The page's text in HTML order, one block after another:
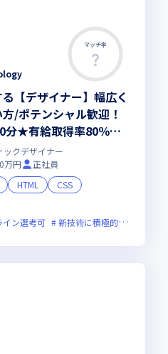
マッチ率
【デザイナー】幅広く
/ポテンシャル歓迎！
分★有給取得率80％★
休2日制（土日）★充
件を通して成長可能
クデザイナー
万円
正社員
HTML
CSS
イン選考可 新技術に積極的